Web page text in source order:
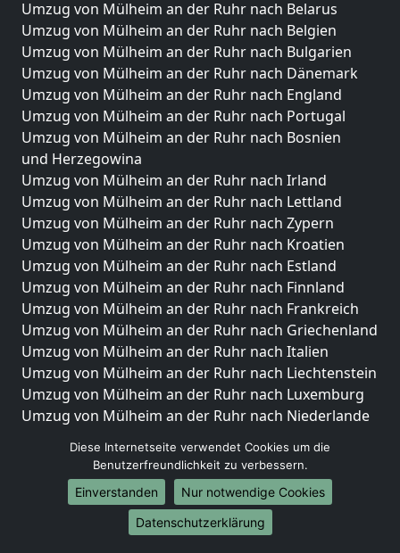
Umzug von Mülheim an der Ruhr nach Belarus
Umzug von Mülheim an der Ruhr nach Belgien
Umzug von Mülheim an der Ruhr nach Bulgarien
Umzug von Mülheim an der Ruhr nach Dänemark
Umzug von Mülheim an der Ruhr nach England
Umzug von Mülheim an der Ruhr nach Portugal
Umzug von Mülheim an der Ruhr nach Bosnien
und Herzegowina
Umzug von Mülheim an der Ruhr nach Irland
Umzug von Mülheim an der Ruhr nach Lettland
Umzug von Mülheim an der Ruhr nach Zypern
Umzug von Mülheim an der Ruhr nach Kroatien
Umzug von Mülheim an der Ruhr nach Estland
Umzug von Mülheim an der Ruhr nach Finnland
Umzug von Mülheim an der Ruhr nach Frankreich
Umzug von Mülheim an der Ruhr nach Griechenland
Umzug von Mülheim an der Ruhr nach Italien
Umzug von Mülheim an der Ruhr nach Liechtenstein
Umzug von Mülheim an der Ruhr nach Luxemburg
Umzug von Mülheim an der Ruhr nach Niederlande
Umzüge-Deutschlandweit
Umzug von Mülheim an der Ruhr nach Berlin
Umzug von Mülheim an der Ruhr nach Hamburg
Diese Internetseite verwendet Cookies um die
Benutzerfreundlichkeit zu verbessern.
Einverstanden
Nur notwendige Cookies
Datenschutzerklärung